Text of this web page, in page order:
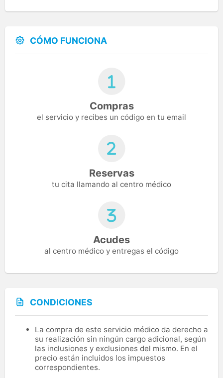
CÓMO FUNCIONA
Compras
el servicio y recibes un código en tu email
Reservas
tu cita llamando al centro médico
Acudes
al centro médico y entregas el código
CONDICIONES
La compra de este servicio médico da derecho a
su realización sin ningún cargo adicional, según
las inclusiones y exclusiones del mismo. En el
precio están incluidos los impuestos
correspondientes.